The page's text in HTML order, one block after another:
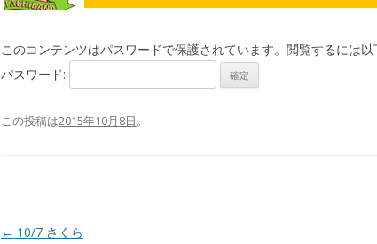
このコンテンツはパスワードで保護されています。閲覧するには以
パスワード:
この投稿は2015年10月8日。
← 10/7 さくら